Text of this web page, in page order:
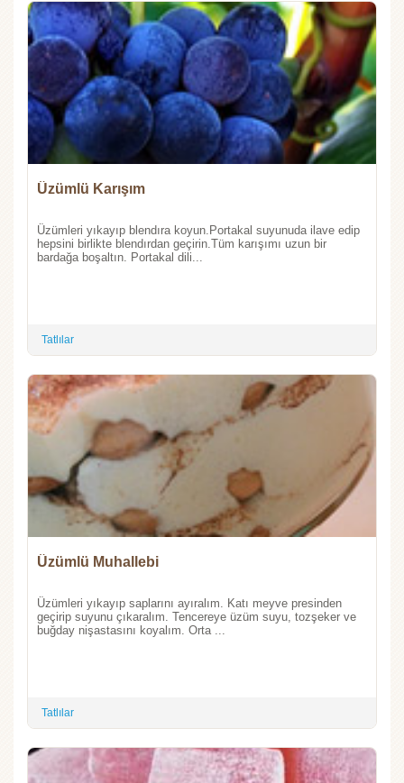
Üzümlü Karışım
Üzümleri yıkayıp blendıra koyun.Portakal suyunuda ilave edip
hepsini birlikte blendırdan geçirin.Tüm karışımı uzun bir
bardağa boşaltın. Portakal dili...
Tatlılar
Üzümlü Muhallebi
Üzümleri yıkayıp saplarını ayıralım. Katı meyve presinden
geçirip suyunu çıkaralım. Tencereye üzüm suyu, tozşeker ve
buğday nişastasını koyalım. Orta ...
Tatlılar